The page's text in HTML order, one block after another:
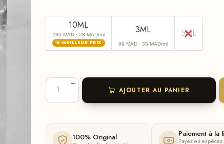
10ML
280 MAD · 28 MAD/ml
★ MEILLEUR PRIX
3ML
99 MAD· 33 MAD/ml
5ML
AJOUTER AU PANIER
100% Original Paiement à la
Payez en espèces